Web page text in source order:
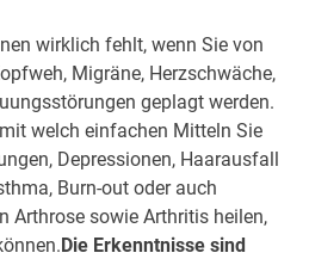
wirklich fehlt, wenn Sie von
Migräne, Herzschwäche,
geplagt werden.
welch einfachen Mitteln Sie
Depressionen, Haarausfall
Burn-out oder auch
Arthrose sowie Arthritis heilen,
Die Erkenntnisse sind